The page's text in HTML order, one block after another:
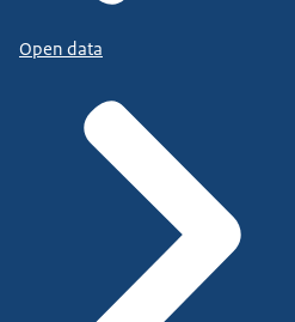
Open data